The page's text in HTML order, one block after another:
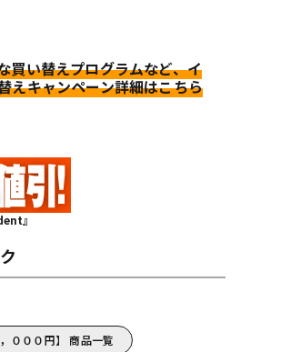
買い替えプログラムなど、イ
えキャンペーン詳細はこちら
』
０００円】 商品一覧